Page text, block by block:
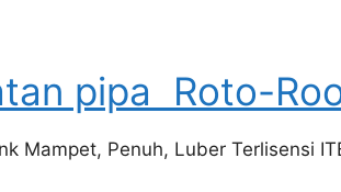
pipa Roto-
Mampet, Penuh, Luber Terlisensi